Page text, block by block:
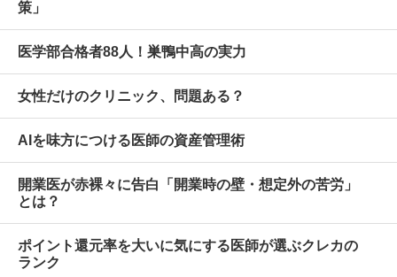
策」
医学部合格者88人！巣鴨中高の実力
女性だけのクリニック、問題ある？
AIを味方につける医師の資産管理術
開業医が赤裸々に告白「開業時の壁・想定外の苦労」
とは？
ポイント還元率を大いに気にする医師が選ぶクレカの
ランク